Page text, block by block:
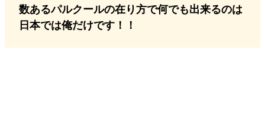
数あるパルクールの在り方で何でも出来るのは
日本では俺だけです！！